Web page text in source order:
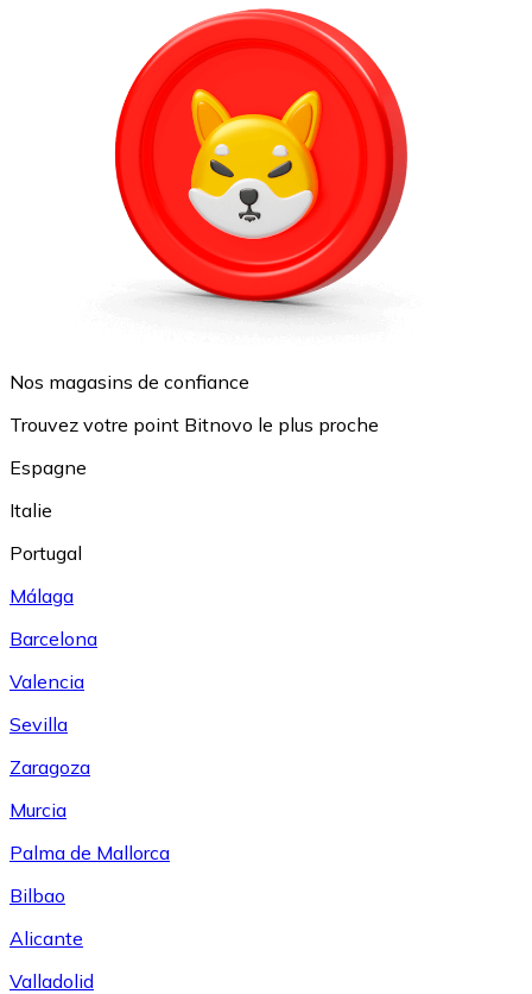
Nos magasins de confiance
Trouvez votre point Bitnovo le plus proche
Espagne
Italie
Portugal
Málaga
Barcelona
Valencia
Sevilla
Zaragoza
Murcia
Palma de Mallorca
Bilbao
Alicante
Valladolid